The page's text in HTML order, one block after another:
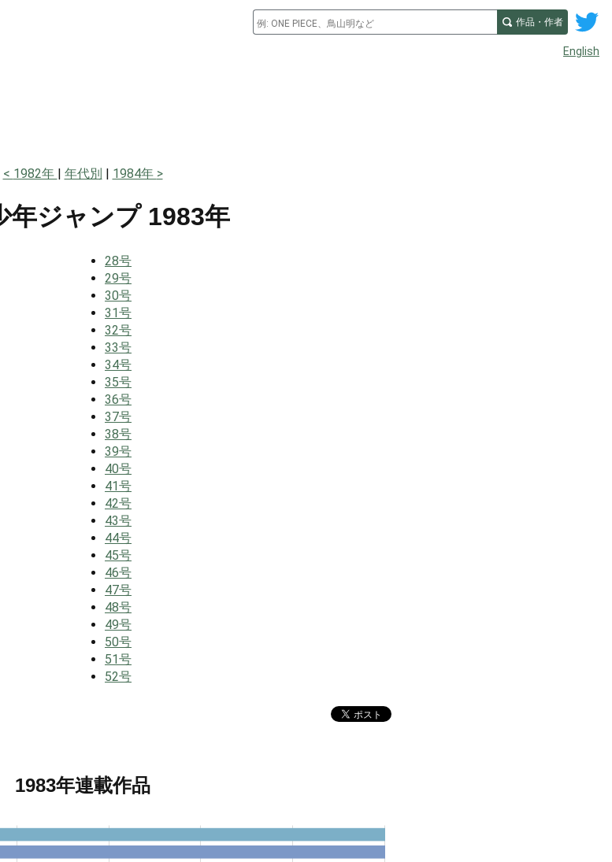
作品・作者
English
1982年 年代別 1984年
年ジャンプ 1983年
28号
29号
30号
31号
32号
33号
34号
35号
36号
37号
38号
39号
40号
41号
42号
43号
44号
45号
46号
47号
48号
49号
50号
51号
52号
1983年連載作品